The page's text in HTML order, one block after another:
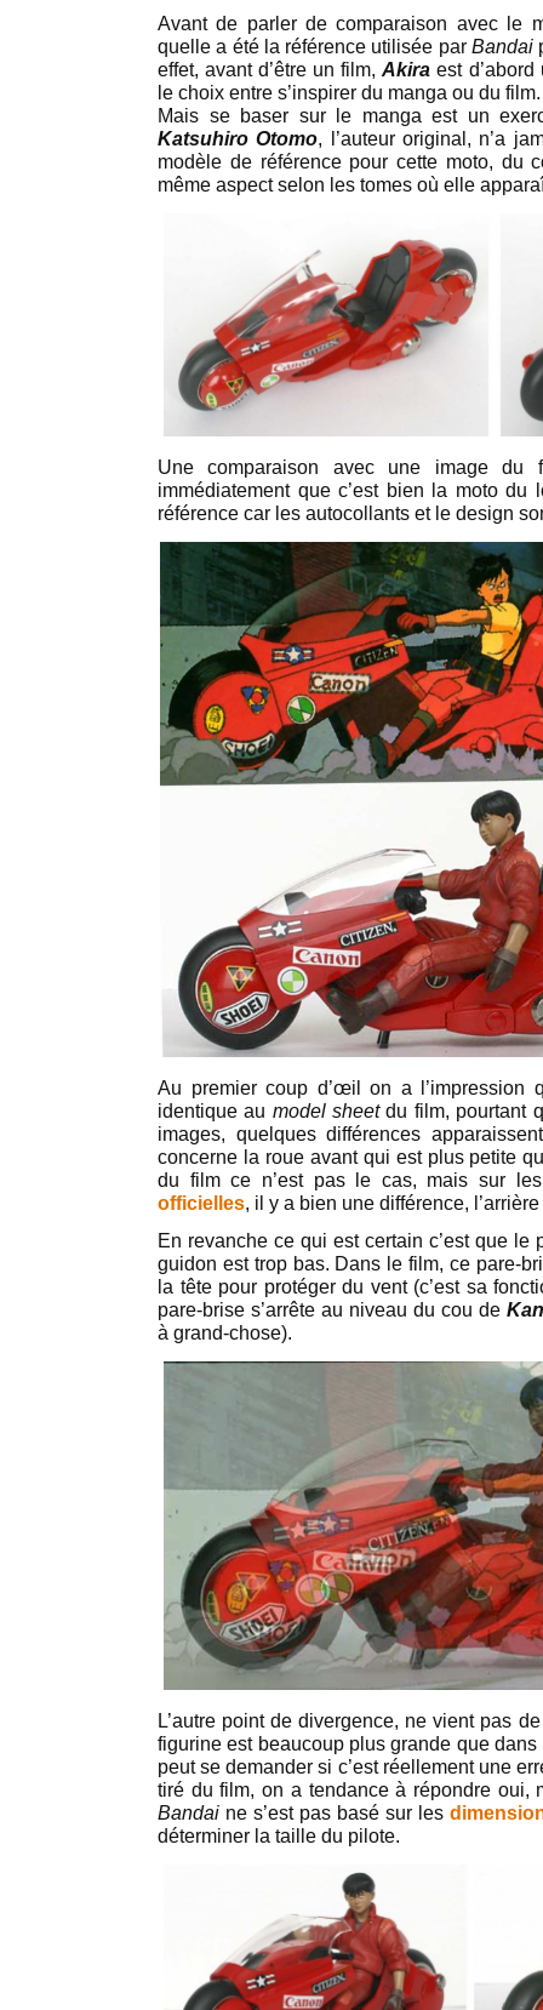
Avant de parler de comparaison avec le
quelle a été la référence utilisée par Bandai
effet, avant d’être un film,Akira est
le choix entre s’inspirer du manga ou du film.
Mais se baser sur le manga est un
Katsuhiro Otomo, l’auteur original, n’a
modèle de référence pour cette moto, du
même aspect selon les tomes où elle
Une comparaison avec une image du
immédiatement que c’est bien la moto du
référence car les autocollants et le design
Au premier coup d’œil on a l’impression
identique au model sheetdu film, pourtant
images, quelques différences
concerne la roue avant qui est plus petite
du film ce n’est pas le cas, mais sur
officielles, il y a bien une différence,
En revanche ce qui est certain c’est que le
guidon est trop bas. Dans le film, ce pare-
la tête pour protéger du vent (c’est sa
pare-brise s’arrête au niveau du cou de
à grand-chose).
L’autre point de divergence, ne vient pas
figurine est beaucoup plus grande que
peut se demander si c’est réellement une
tiré du film, on a tendance à répondre oui,
Bandai ne s’est pas basé sur les
déterminer la taille du pilote.